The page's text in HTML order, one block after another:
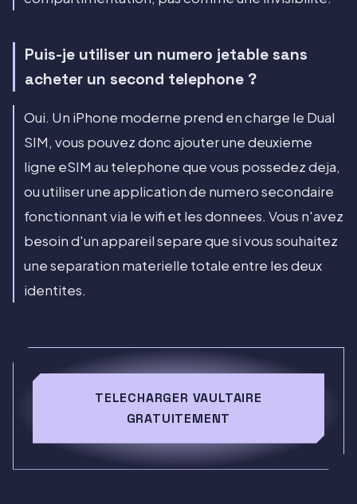
Puis-je utiliser un numero jetable sans
acheter un second telephone ?
Oui. Un iPhone moderne prend en charge le Dual
SIM, vous pouvez donc ajouter une deuxieme
ligne eSIM au telephone que vous possedez deja,
ou utiliser une application de numero secondaire
fonctionnant via le wifi et les donnees. Vous n'avez
besoin d'un appareil separe que si vous souhaitez
une separation materielle totale entre les deux
identites.
TELECHARGER VAULTAIRE
GRATUITEMENT